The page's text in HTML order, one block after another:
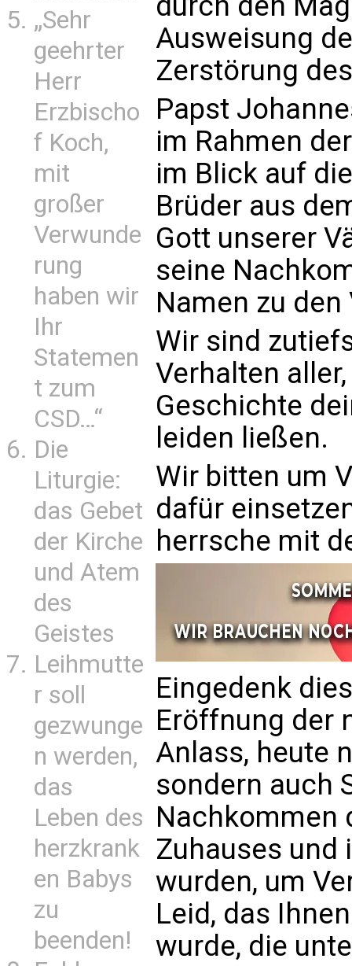
„Sehr
geehrter
Herr
Erzbischo
f Koch,
mit
großer
Verwunde
rung
haben wir
Ihr
Statemen
t zum
CSD…“
Die
Liturgie:
das Gebet
der Kirche
und Atem
des
Geistes
Leihmutte
r soll
gezwunge
n werden,
das
Leben des
herzkrank
en Babys
zu
beenden!
Ausweisung
Zerstörung
Papst
im Rahmen
im Blick auf
Brüder aus
Gott unserer
seine
Namen zu
Wir sind
Verhalten
Geschichte
leiden ließen.
Wir bitten um
dafür
herrsche mit
Eingedenk
Eröffnung der
Anlass, heute
sondern auch
Nachkommen
Zuhauses und
wurden, um
Leid, das
wurde, die